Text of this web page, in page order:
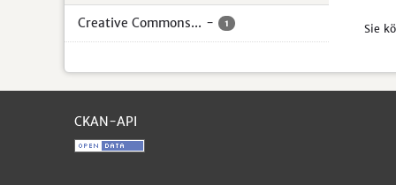
Creative Commons... - 1 Sie
CKAN-API